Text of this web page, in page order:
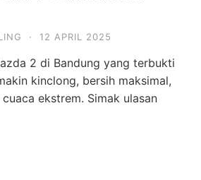
· 12 APRIL 2025
2 di Bandung yang terbukti
kinclong, bersih maksimal,
ekstrem. Simak ulasan